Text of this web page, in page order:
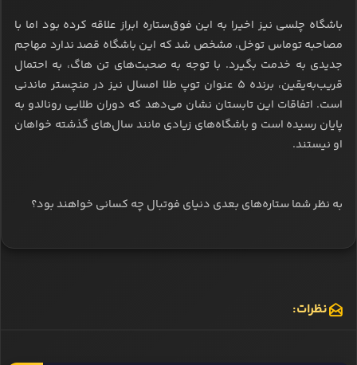
باشگاه چلسی نیز اخیرا به این فوق‌ستاره ابراز علاقه کرده بود اما با
مصاحبه توماس توخل، مشخص شد که این باشگاه قصد ندارد مهاجم
جدیدی به خدمت بگیرد. با توجه به صحبت‌های تن هاگ، به احتمال
قریب‌به‌یقین، برنده ۵ عنوان توپ طلا امسال نیز در منچستر ماندنی
است. اتفاقات این تابستان نشان می‌دهد که دوران طلایی رونالدو به
پایان رسیده است و باشگاه‌های زیادی مانند سال‌های گذشته خواهان
او نیستند.
به نظر شما ستاره‌های بعدی دنیای فوتبال چه کسانی خواهند بود؟
نظرات: